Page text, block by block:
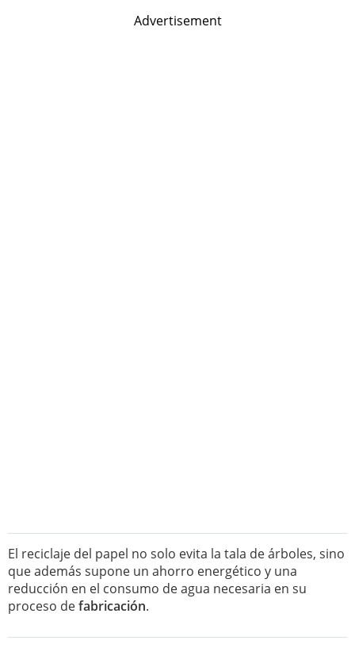
Advertisement
El reciclaje del papel no solo evita la tala de árboles, sino
que además supone un ahorro energético y una
reducción en el consumo de agua necesaria en su
proceso defabricación.